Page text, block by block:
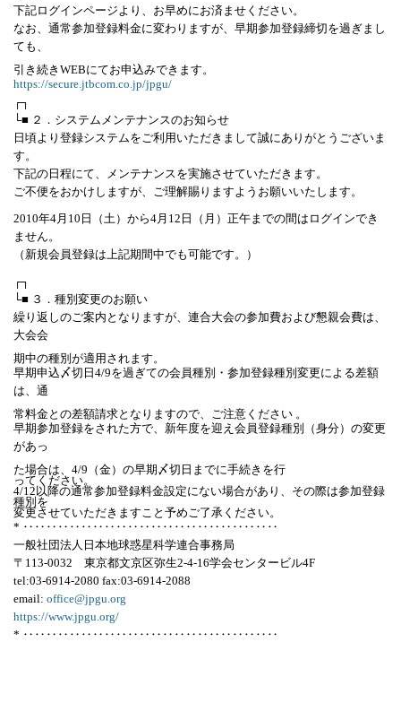
下記ログインページより、お早めにお済ませください。
なお、通常参加登録料金に変わりますが、早期参加登録締切を過ぎまし
ても、
引き続きWEBにてお申込みできます。
https://secure.jtbcom.co.jp/jpgu/
┌┐
└■ ２．システムメンテナンスのお知らせ
日頃より登録システムをご利用いただきまして誠にありがとうございま
す。
下記の日程にて、メンテナンスを実施させていただきます。
ご不便をおかけしますが、ご理解賜りますようお願いいたします。
2010年4月10日（土）から4月12日（月）正午までの間はログインでき
ません。
（新規会員登録は上記期間中でも可能です。）
┌┐
└■ ３．種別変更のお願い
繰り返しのご案内となりますが、連合大会の参加費および懇親会費は、
大会会
期中の種別が適用されます。
早期申込〆切日4/9を過ぎての会員種別・参加登録種別変更による差額
は、通
常料金との差額請求となりますので、ご注意ください 。
早期参加登録をされた方で、新年度を迎え会員登録種別（身分）の変更
があっ
た場合は、4/9（金）の早期〆切日までに手続きを行
ってください。
4/12以降の通常参加登録料金設定にない場合があり、その際は参加登録
種別を
変更させていただきますこと予めご了承ください。
* ‥‥‥‥‥‥‥‥‥‥‥‥‥‥‥‥‥‥‥‥‥‥
一般社団法人日本地球惑星科学連合事務局
〒113-0032 東京都文京区弥生2-4-16学会センタービル4F
tel:03-6914-2080 fax:03-6914-2088
email: office@jpgu.org
https://www.jpgu.org/
* ‥‥‥‥‥‥‥‥‥‥‥‥‥‥‥‥‥‥‥‥‥‥